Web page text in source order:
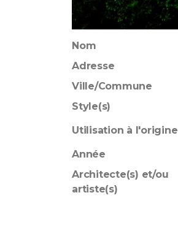
Nom
Adresse
Ville/Commune
Style(s)
Utilisation à l'origine
Année
Architecte(s) et/ou
artiste(s)